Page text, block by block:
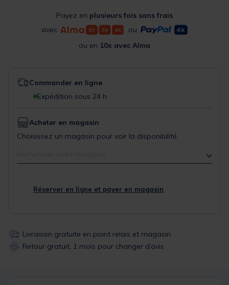
Payez en plusieurs fois sans frais
avec
ou
ou en 10x avec Alma
Commander en ligne
Expédition sous 24 h
Acheter en magasin
Choisissez un magasin pour voir la disponibilité
Réserver en ligne et payer en magasin
Livraison gratuite en point relais et magasin
Retour gratuit, 1 mois pour changer d’avis